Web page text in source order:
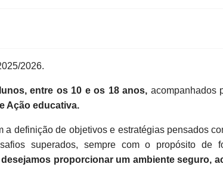
2026.
entre os 10 e os 18 anos, acompanhados
Ação educativa.
definição de objetivos e estratégias pensados
superados, sempre com o propósito de
proporcionar um ambiente seguro,